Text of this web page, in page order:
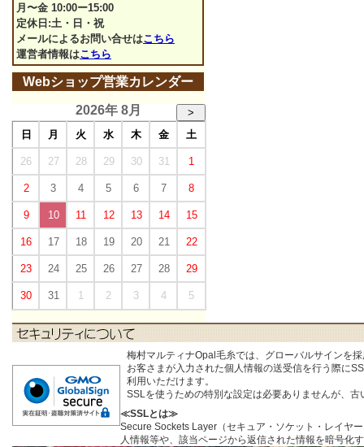
月〜金 10:00ー15:00
定休日:土・日・祝
メールによるお問い合せはこちら
運営者情報はこちら
Webショップ営業カレンダー
2026年 8月
>
日
月 火 水 木 金 土
26 27 28 29 30 31 1
2 3 4 5 6 7 8
9 10 11 12 13 14 15
16 17 18 19 20 21 22
23 24 25 26 27 28 29
30 31 1 2 3 4 5
梅村マルティナOpal毛糸では、グローバルサインを
お客さまが入力された個人情報の送受信を行う際に
利用いただけます。
SSLを使うための特別な設定は必要ありませんが、
≪SSLとは≫
Secure Sockets Layer（セキュア・ソケット・レイヤ
人情報等や、該当ページから返信された情報を暗号化